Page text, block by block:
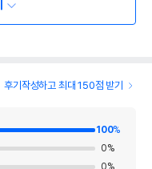
후기작성하고 최대 150점 받기
100%
0%
0%